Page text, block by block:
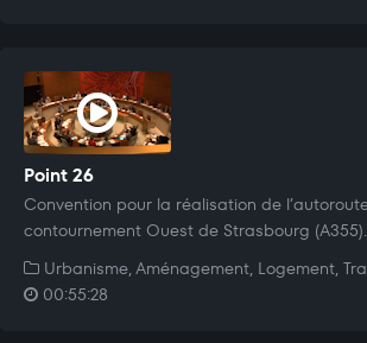
Point 26
Convention pour la réalisation de
contournement Ouest de Strasbourg (A355).
Urbanisme, Aménagement, Logement,
00:55:28